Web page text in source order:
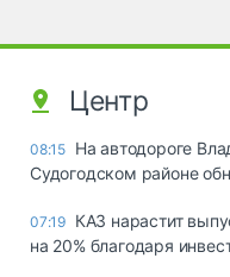
Центр
08:15 На автодороге
Судогодском районе
07:19 КАЗ нарастит
на 20% благодаря